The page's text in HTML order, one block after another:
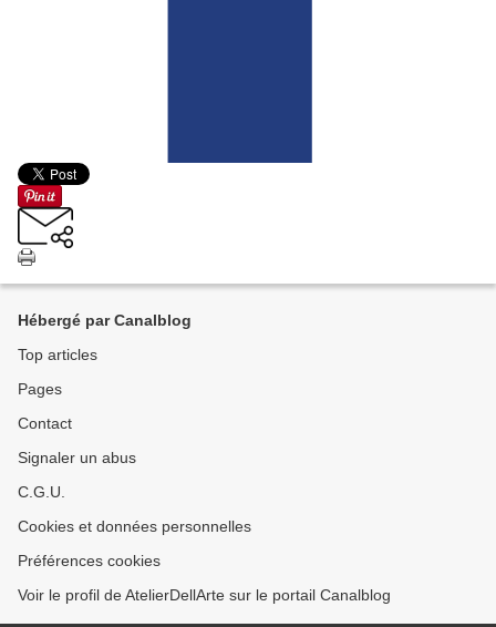
Hébergé par Canalblog
Top articles
Pages
Contact
Signaler un abus
C.G.U.
Cookies et données personnelles
Préférences cookies
Voir le profil de AtelierDellArte sur le portail Canalblog